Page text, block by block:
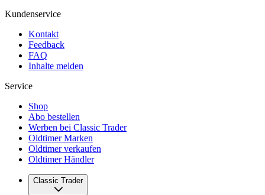
Kundenservice
Kontakt
Feedback
FAQ
Inhalte melden
Service
Shop
Abo bestellen
Werben bei Classic Trader
Oldtimer Marken
Oldtimer verkaufen
Oldtimer Händler
Classic Trader